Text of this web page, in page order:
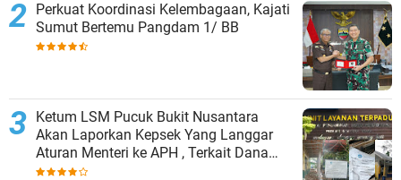
Perkuat Koordinasi Kelembagaan, Kajati
Sumut Bertemu Pangdam 1/ BB
Ketum LSM Pucuk Bukit Nusantara
Akan Laporkan Kepsek Yang Langgar
Aturan Menteri ke APH , Terkait Dana
Revitalisasi Sekolah